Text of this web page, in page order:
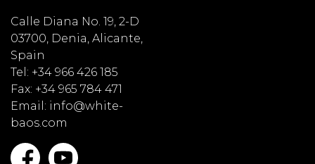
Calle Diana No. 19, 2-D
03700, Denia, Alicante,
Spain
Tel: +34 966 426 185
Fax: +34 965 784 471
Email: info@white-
baos.com